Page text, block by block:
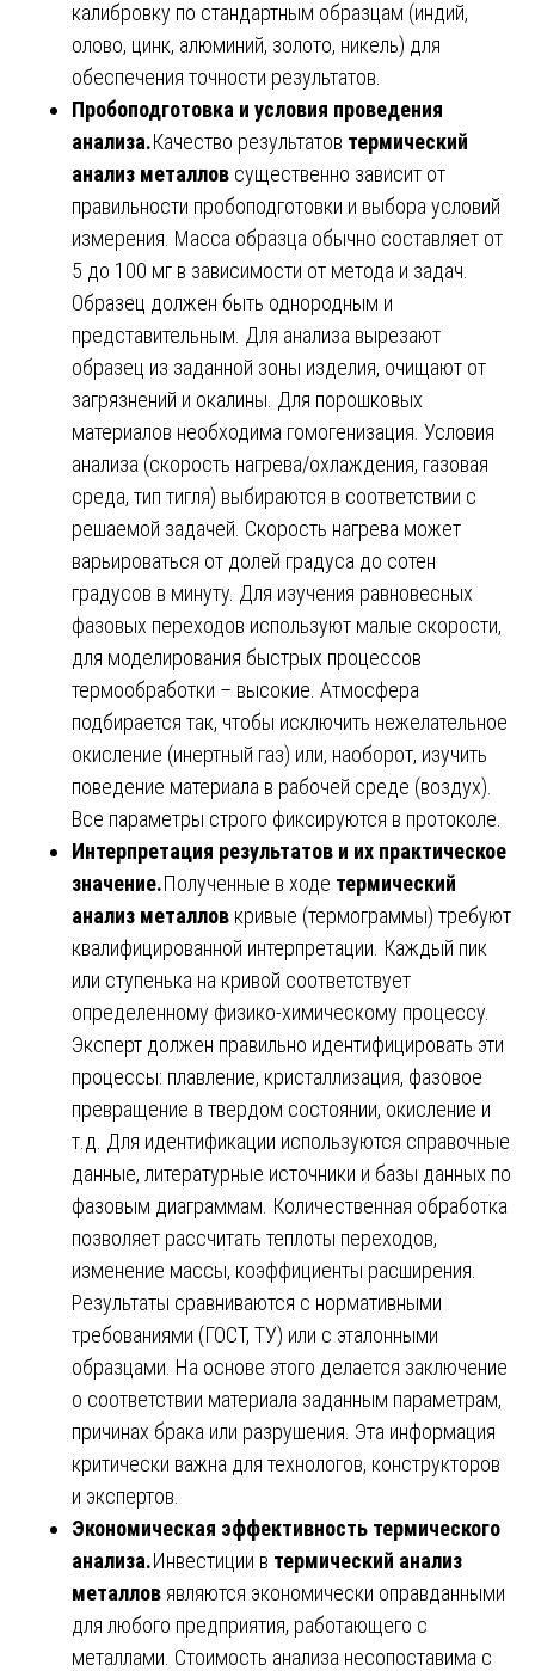
калибровку по стандартным образцам (индий,
олово, цинк, алюминий, золото, никель) для
обеспечения точности результатов.
Пробоподготовка и условия проведения
анализа.Качество результатов термический
анализ металлов существенно зависит от
правильности пробоподготовки и выбора условий
измерения. Масса образца обычно составляет от
5 до 100 мг в зависимости от метода и задач.
Образец должен быть однородным и
представительным. Для анализа вырезают
образец из заданной зоны изделия, очищают от
загрязнений и окалины. Для порошковых
материалов необходима гомогенизация. Условия
анализа (скорость нагрева/охлаждения, газовая
среда, тип тигля) выбираются в соответствии с
решаемой задачей. Скорость нагрева может
варьироваться от долей градуса до сотен
градусов в минуту. Для изучения равновесных
фазовых переходов используют малые скорости,
для моделирования быстрых процессов
термообработки – высокие. Атмосфера
подбирается так, чтобы исключить нежелательное
окисление (инертный газ) или, наоборот, изучить
поведение материала в рабочей среде (воздух).
Все параметры строго фиксируются в протоколе.
Интерпретация результатов и их практическое
значение.Полученные в ходе термический
анализ металлов кривые (термограммы) требуют
квалифицированной интерпретации. Каждый пик
или ступенька на кривой соответствует
определенному физико-химическому процессу.
Эксперт должен правильно идентифицировать эти
процессы: плавление, кристаллизация, фазовое
превращение в твердом состоянии, окисление и
т.д. Для идентификации используются справочные
данные, литературные источники и базы данных по
фазовым диаграммам. Количественная обработка
позволяет рассчитать теплоты переходов,
изменение массы, коэффициенты расширения.
Результаты сравниваются с нормативными
требованиями (ГОСТ, ТУ) или с эталонными
образцами. На основе этого делается заключение
о соответствии материала заданным параметрам,
причинах брака или разрушения. Эта информация
критически важна для технологов, конструкторов
и экспертов.
Экономическая эффективность термического
анализа.Инвестиции в термический анализ
металлов являются экономически оправданными
для любого предприятия, работающего с
металлами. Стоимость анализа несопоставима с